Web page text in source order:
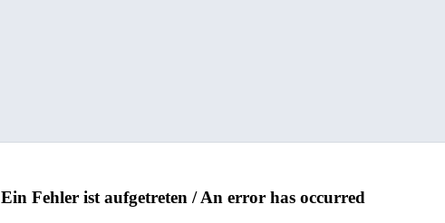
Ein Fehler ist aufgetreten / An error has occurred